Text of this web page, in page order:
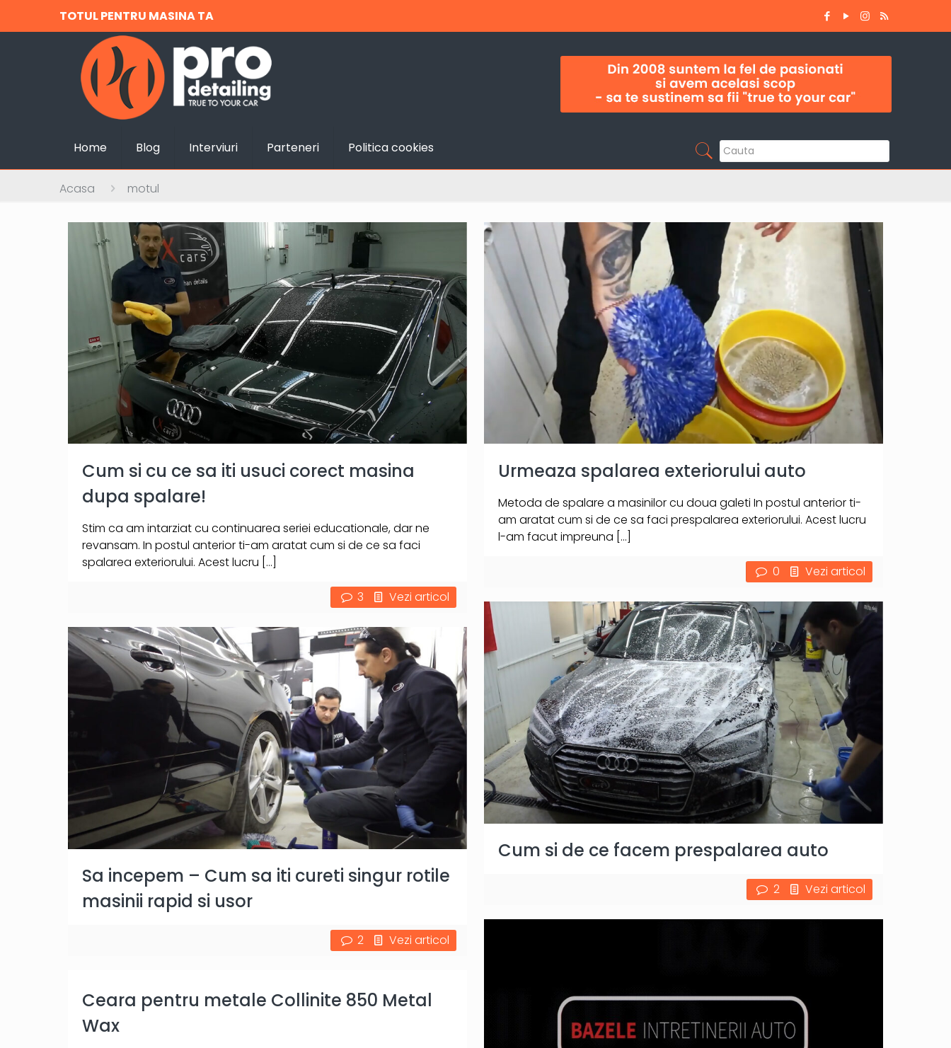
TOTUL PENTRU MASINA TA
Home Blog Interviuri Parteneri Politica cookies
Acasa motul
Cum si cu ce sa iti usuci corect masina
dupa spalare!
Stim ca am intarziat cu continuarea seriei educationale, dar ne
revansam. In postul anterior ti-am aratat cum si de ce sa faci
spalarea exteriorului. Acest lucru […]
3 Vezi articol
Urmeaza spalarea exteriorului auto
Metoda de spalare a masinilor cu doua galeti In postul anterior ti-
am aratat cum si de ce sa faci prespalarea exteriorului. Acest lucru
l-am facut impreuna […]
0 Vezi articol
Cum si de ce facem prespalarea auto
2 Vezi articol
Sa incepem – Cum sa iti cureti singur rotile
masinii rapid si usor
2 Vezi articol
Ceara pentru metale Collinite 850 Metal
Wax